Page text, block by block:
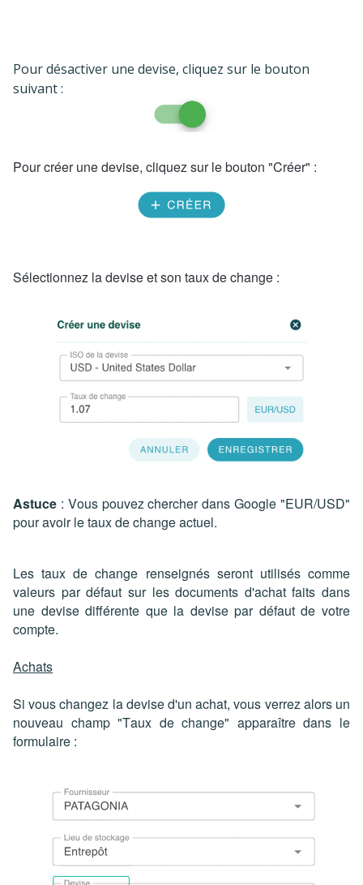
Pour désactiver une devise, cliquez sur le bouton
suivant :
Pour créer une devise, cliquez sur le bouton "Créer" :
Sélectionnez la devise et son taux de change :
Astuce : Vous pouvez chercher dans Google "EUR/USD"
pour avoir le taux de change actuel.
Les taux de change renseignés seront utilisés comme
valeurs par défaut sur les documents d'achat faits dans
une devise différente que la devise par défaut de votre
compte.
Achats
Si vous changez la devise d'un achat, vous verrez alors un
nouveau champ "Taux de change" apparaître dans le
formulaire :